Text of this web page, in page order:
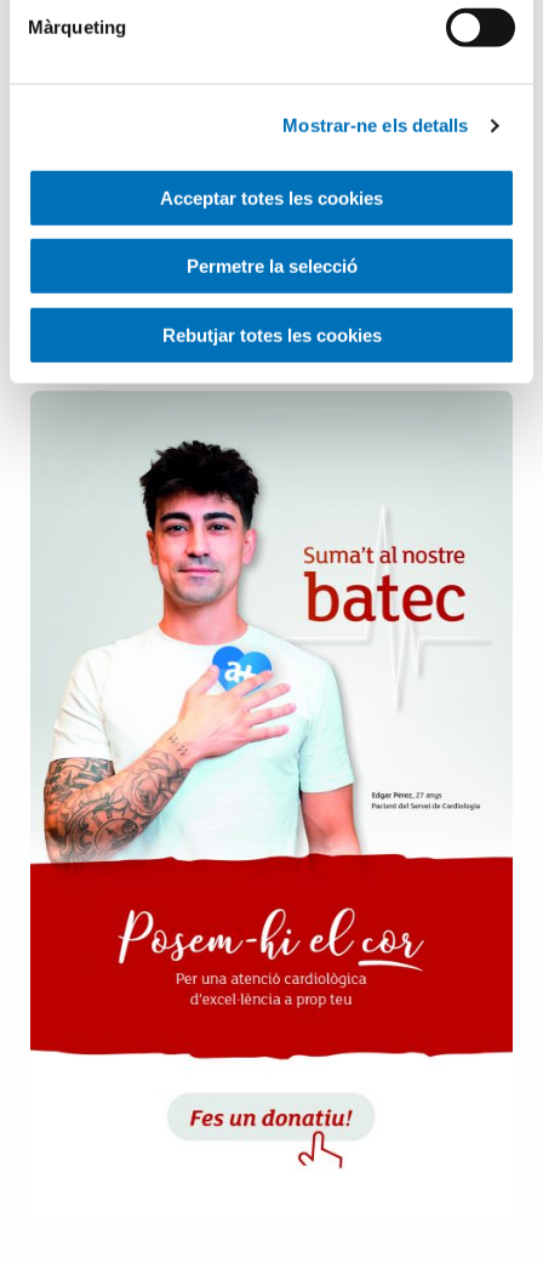
Màrqueting
Mostrar-ne els detalls
Acceptar totes les cookies
Permetre la selecció
Rebutjar totes les cookies
Testimonis
Pediatria
Salut Mental